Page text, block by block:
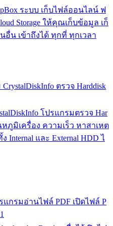
ระบบ เก็บไฟล์ออนไลน์ ฟ
Storage ให้คุณเก็บข้อมูล เก็
อื่น เข้าถึงได้ ทุกที่ ทุกเวลา
ตรวจ Harddisk
โปรแกรมตรวจ Har
ภูมิเครื่อง ความเร็ว หาสาเหต
Internal และ External HDD ไ
รแกรมอ่านไฟล์ PDF เปิดไฟล์ P